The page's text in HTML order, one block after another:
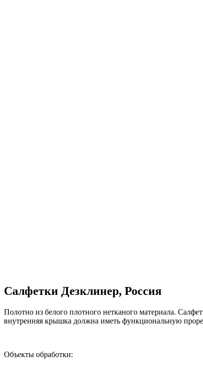
Салфетки Дезклинер, Россия
Полотно из белого плотного нетканого материала.
внутренняя крышка должна иметь функциональную
Объекты обработки: